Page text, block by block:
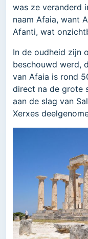
was ze veranderd
naam Afaia, want
Afanti, wat
In de oudheid zijn
beschouwd werd,
van Afaia is rond
direct na de grote
aan de slag van
Xerxes